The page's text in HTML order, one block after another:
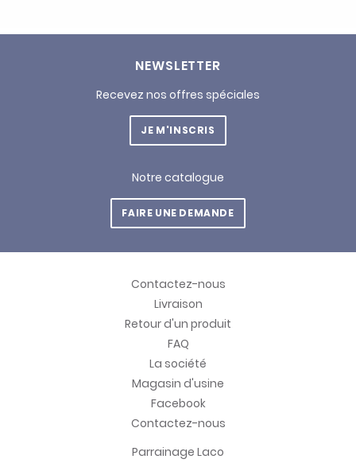
NEWSLETTER
Recevez nos offres spéciales
JE M'INSCRIS
Notre catalogue
FAIRE UNE DEMANDE
Contactez-nous
Livraison
Retour d'un produit
FAQ
La société
Magasin d'usine
Facebook
Contactez-nous
Parrainage Laco